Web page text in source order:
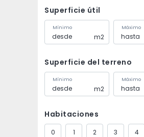
Superficie útil
Mínimo
m2
Máximo
Superficie del terreno
Mínimo
m2
Máximo
Habitaciones
0 1 2 3 4
PLENO